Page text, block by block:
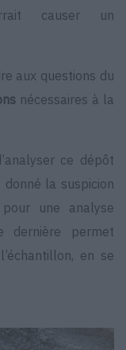
causer un
aux questions du
nécessaires à la
ce dépôt
la suspicion
une analyse
dernière permet
en se